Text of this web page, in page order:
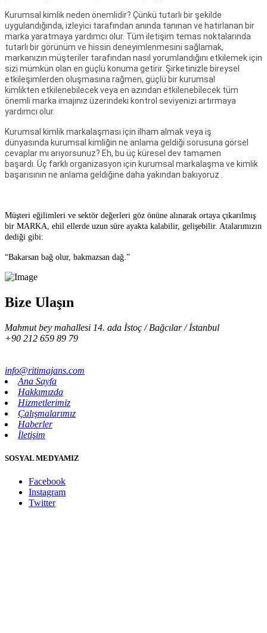
Kurumsal kimlik neden önemlidir? Çünkü tutarlı bir şekilde
uygulandığında, izleyici tarafından anında tanınan ve hatırlanan bir
marka yaratmaya yardımcı olur. Tüm iletişim temas noktalarında
tutarlı bir görünüm ve hissin deneyimlenmesini sağlamak,
markanızın müşteriler tarafından nasıl yorumlandığını etkilemek için
sizi mümkün olan en güçlü konuma getirir. Şirketinizle bireysel
etkileşimlerden oluşmasına rağmen, güçlü bir kurumsal
kimlikten etkilenebilecek veya en azından etkilenebilecek tüm
önemli marka imajınız üzerindeki kontrol seviyenizi artırmaya
yardımcı olur.
Kurumsal kimlik markalaşması için ilham almak veya iş
dünyasında kurumsal kimliğin ne anlama geldiği sorusuna görsel
cevaplar mı arıyorsunuz? Eh, bu üç küresel dev tamamen
başardı. Üç farklı organizasyon için kurumsal markalaşma ve kimlik
başarısının ne anlama geldiğine daha yakından bakıyoruz .
Müşteri eğilimleri ve sektör değerleri göz önüne alınarak ortaya çıkarılmış
bir MARKA, ehil ellerde uzun süre ayakta kalabilir, gelişebilir. Atalarımızın
dediği gibi:
“Bakarsan bağ olur, bakmazsan dağ.”
Bize Ulaşın
Mahmut bey mahallesi 14. ada İstoç / Bağcılar / İstanbul
+90 212 659 89 79
info@ritimajans.com
Ana Sayfa
Hakkımızda
Hizmetlerimiz
Çalışmalarımız
Haberler
İletişim
SOSYAL MEDYAMIZ
Facebook
Instagram
Twitter